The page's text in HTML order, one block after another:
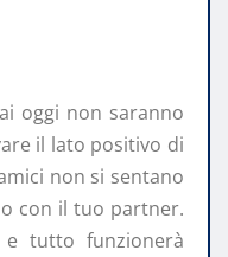
oggi non saranno
il lato positivo di
non si sentano
con il tuo partner.
e tutto funzionerà